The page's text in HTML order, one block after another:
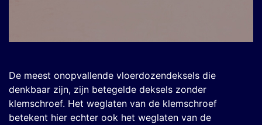
De meest onopvallende vloerdozendeksels die
denkbaar zijn, zijn betegelde deksels zonder
klemschroef. Het weglaten van de klemschroef
betekent hier echter ook het weglaten van de